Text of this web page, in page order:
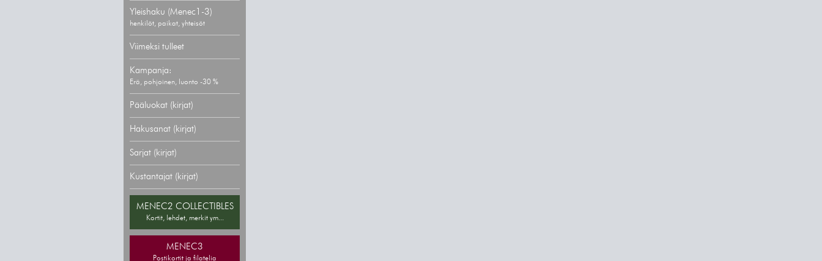
Yleishaku (Menec1-3)
henkilöt, paikat, yhteisöt
Viimeksi tulleet
Kampanja:
Erä, pohjoinen, luonto -30 %
Pääluokat (kirjat)
Hakusanat (kirjat)
Sarjat (kirjat)
Kustantajat (kirjat)
MENEC2 COLLECTIBLES
Kortit, lehdet, merkit ym...
MENEC3
Postikortit ja filatelia